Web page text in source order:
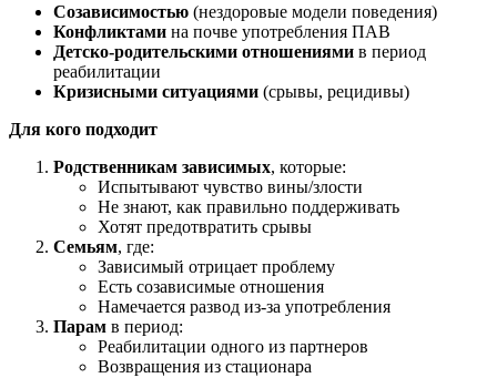
Созависимостью (нездоровые модели поведения)
Конфликтами на почве употребления ПАВ
Детско-родительскими отношениями в период
реабилитации
Кризисными ситуациями (срывы, рецидивы)
Для кого подходит
Родственникам зависимых, которые:
Испытывают чувство вины/злости
Не знают, как правильно поддерживать
Хотят предотвратить срывы
Семьям, где:
Зависимый отрицает проблему
Есть созависимые отношения
Намечается развод из-за употребления
Парам в период:
Реабилитации одного из партнеров
Возвращения из стационара